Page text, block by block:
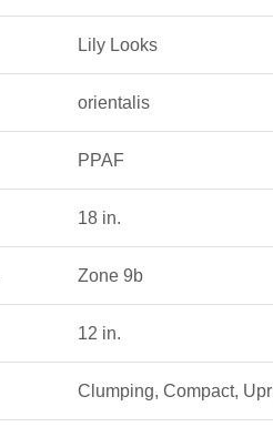
Lily Looks
orientalis
PPAF
18 in.
Zone 9b
12 in.
Clumping, Compact,